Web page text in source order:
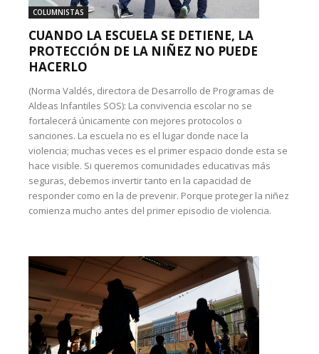
COLUMNISTAS
CUANDO LA ESCUELA SE DETIENE, LA
PROTECCIÓN DE LA NIÑEZ NO PUEDE
HACERLO
(Norma Valdés, directora de Desarrollo de Programas de
Aldeas Infantiles SOS): La convivencia escolar no se
fortalecerá únicamente con mejores protocolos o
sanciones. La escuela no es el lugar donde nace la
violencia; muchas veces es el primer espacio donde esta se
hace visible. Si queremos comunidades educativas más
seguras, debemos invertir tanto en la capacidad de
responder como en la de prevenir. Porque proteger la niñez
comienza mucho antes del primer episodio de violencia.